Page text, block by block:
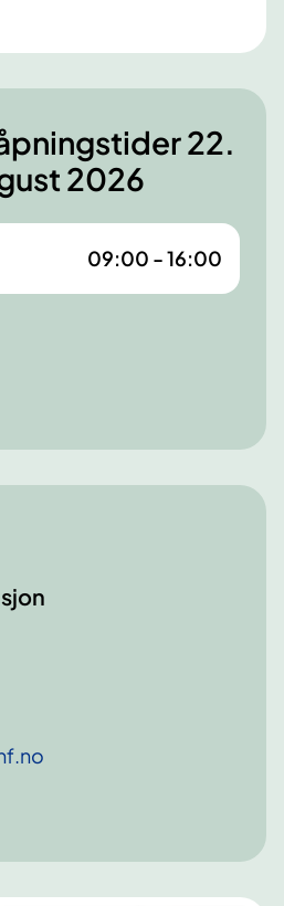
22.
2026
09:00 - 16:00
.no